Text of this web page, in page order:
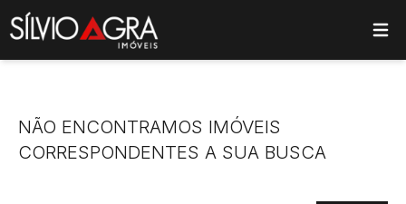
main menu
NÃO ENCONTRAMOS IMÓVEIS
CORRESPONDENTES A SUA BUSCA